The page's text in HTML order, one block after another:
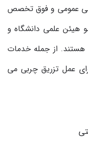
عمومی و فوق تخصص
هیئن علمی دانشگاه و
هستند. از جمله خدمات
عمل تزریق چربی می